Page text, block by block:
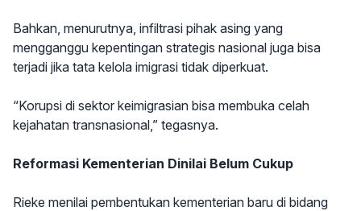
Bahkan, menurutnya, infiltrasi pihak asing yang
mengganggu kepentingan strategis nasional juga bisa
terjadi jika tata kelola imigrasi tidak diperkuat.
“Korupsi di sektor keimigrasian bisa membuka celah
kejahatan transnasional,” tegasnya.
Reformasi Kementerian Dinilai Belum Cukup
Rieke menilai pembentukan kementerian baru di bidang